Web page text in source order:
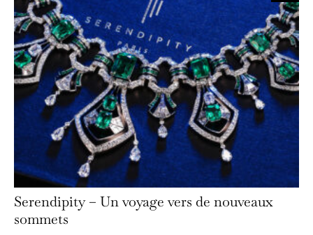
Serendipity – Un voyage vers de nouveaux
sommets